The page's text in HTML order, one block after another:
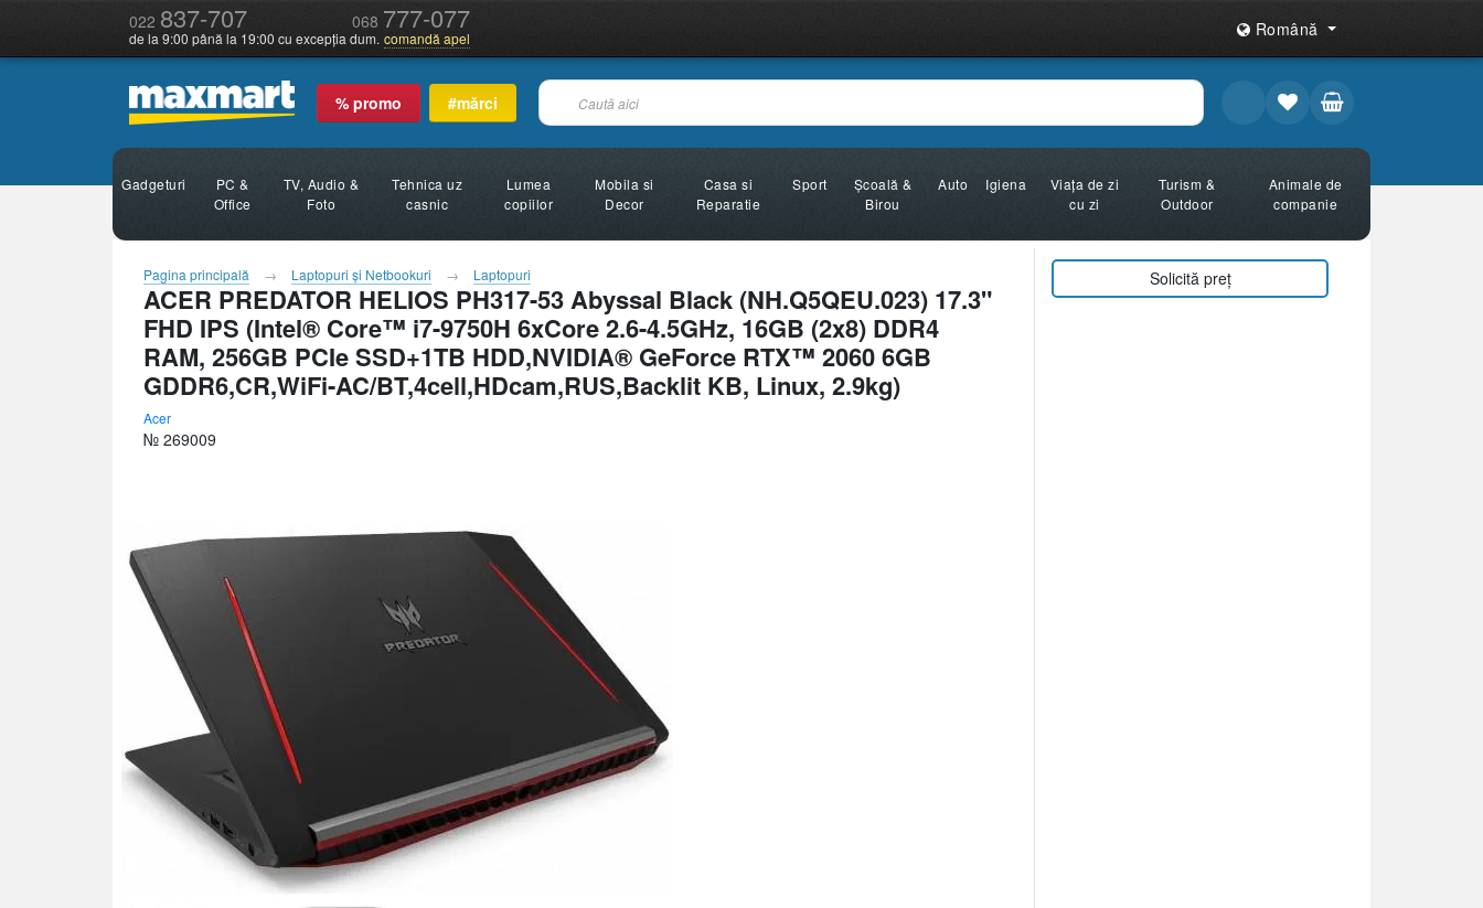
022 837-707 068 777-077
de la 9:00 până la 19:00 cu excepția dum. comandă apel Română
% promo #mărci
Gadgeturi
PC &
Office
TV, Audio &
Foto
Tehnica uz
casnic
Lumea
copiilor
Mobila si
Decor
Casa si
Reparatie
Sport
Şcoală &
Birou
Auto Igiena
Viața de zi
cu zi
Turism &
Outdoor
Animale de
companie
Pagina principală Laptopuri şi Netbookuri Laptopuri
ACER PREDATOR HELIOS PH317-53 Abyssal Black (NH.Q5QEU.023) 17.3"
FHD IPS (Intel® Core™ i7-9750H 6xCore 2.6-4.5GHz, 16GB (2x8) DDR4
RAM, 256GB PCIe SSD+1TB HDD,NVIDIA® GeForce RTX™ 2060 6GB
GDDR6,CR,WiFi-AC/BT,4cell,HDcam,RUS,Backlit KB, Linux, 2.9kg)
Acer
№ 269009
Solicită preț